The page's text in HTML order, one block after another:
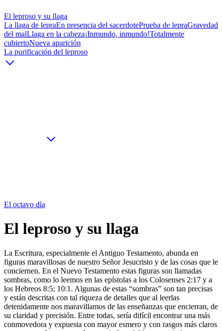
El leproso y su llaga
La llaga de lepraEn presencia del sacerdotePrueba de lepraGravedad
del malLlaga en la cabeza¡Inmundo, inmundo!Totalmente
cubiertoNueva aparición
La purificación del leproso
El octavo día
El leproso y su llaga
La Escritura, especialmente el Antiguo Testamento, abunda en
figuras maravillosas de nuestro Señor Jesucristo y de las cosas que le
conciernen. En el Nuevo Testamento estas figuras son llamadas
sombras, como lo leemos en las epístolas a los Colosenses 2:17 y a
los Hebreos 8:5; 10:1. Algunas de estas “sombras” son tan precisas
y están descritas con tal riqueza de detalles que al leerlas
detenidamente nos maravillamos de las enseñanzas que encierran, de
su claridad y precisión. Entre todas, sería difícil encontrar una más
conmovedora y expuesta con mayor esmero y con rasgos más claros